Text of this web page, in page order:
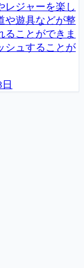
レジャーを楽し
や遊具などが整
ることができま
シュすることが